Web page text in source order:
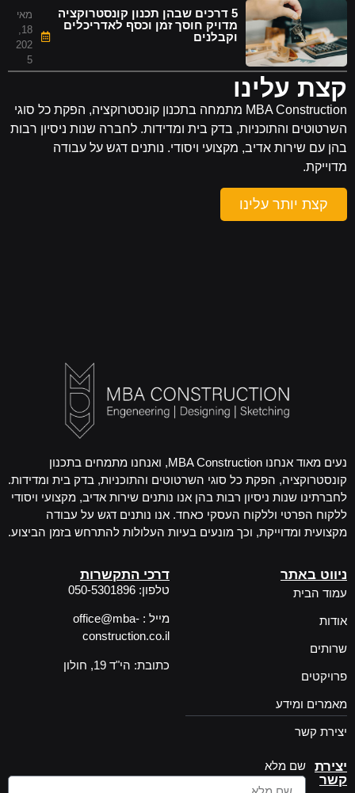
5 דרכים שבהן תכנון קונסטרוקציה
מדויק חוסך זמן וכסף לאדריכלים
וקבלנים
מאי
202
5
קצת עלינו
MBA Construction מתמחה בתכנון קונסטרוקציה, הפקת כל סוגי
השרטוטים והתוכניות, בדק בית ומדידות. לחברה שנות ניסיון רבות
בהן עם שירות אדיב, מקצועי ויסודי. נותנים דגש על עבודה
מדוייקת.
קצת יותר עלינו
נעים מאוד אנחנו MBA Construction, ואנחנו מתמחים בתכנון
קונסטרוקציה, הפקת כל סוגי השרטוטים והתוכניות, בדק בית ומדידות.
לחברתינו שנות ניסיון רבות בהן אנו נותנים שירות אדיב, מקצועי ויסודי
ללקוח הפרטי וללקוח העסקי כאחד. אנו נותנים דגש על עבודה
מקצועית ומדוייקת, וכך מונעים בעיות העלולות להתרחש בזמן הביצוע.
ניווט באתר
עמוד הבית
אודות
שרותים
פרויקטים
מאמרים ומידע
יצירת קשר
דרכי התקשרות
טלפון: 050-5301896
מייל : office@mba-
construction.co.il
כתובת: הי"ד 19, חולון
יצירת
קשר
שם מלא